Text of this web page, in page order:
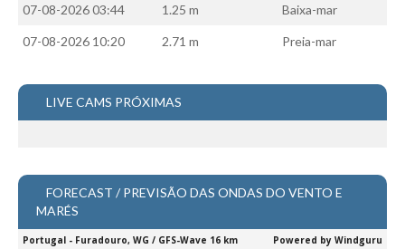
Fuzeta Vista Mar HD
MADEIRA
Laje, Contreiras e Ribeira da Janela HD
Seixal HD
Bali - Kuta e Kuta Reef HD
Bali - Keramas HD
Bali - Uluwatu HD
07-08-2026 03:44 1.25 m Baixa-mar
07-08-2026 10:20 2.71 m Preia-mar
LIVE CAMS PRÓXIMAS
FORECAST / PREVISÃO DAS ONDAS DO VENTO E
MARÉS